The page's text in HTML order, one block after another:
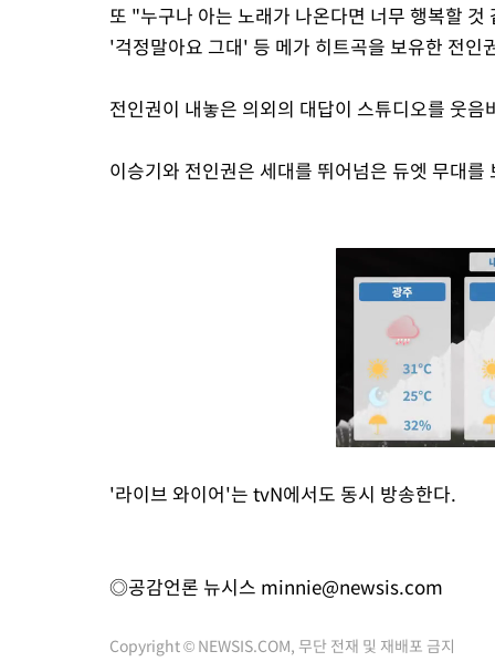
또 "누구나 아는 노래가 나온다면 너무 행복할
'걱정말아요 그대' 등 메가 히트곡을 보유한 전인
전인권이 내놓은 의외의 대답이 스튜디오를 웃
이승기와 전인권은 세대를 뛰어넘은 듀엣 무대를
'라이브 와이어'는 tvN에서도 동시 방송한다.
◎공감언론 뉴시스 minnie@newsis.com
Copyright © NEWSIS.COM, 무단 전재 및 재배포 금지